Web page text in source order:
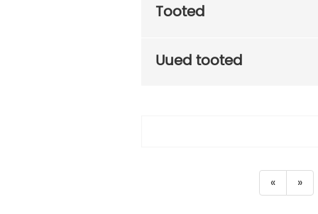
Tooted
Uued tooted
« »